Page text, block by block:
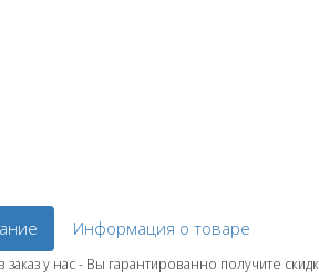
Информация о товаре
у нас - Вы гарантированно получите